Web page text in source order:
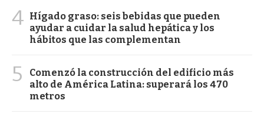
4 Hígado graso: seis bebidas que pueden
ayudar a cuidar la salud hepática y los
hábitos que las complementan
5
Comenzó la construcción del edificio más
alto de América Latina: superará los 470
metros